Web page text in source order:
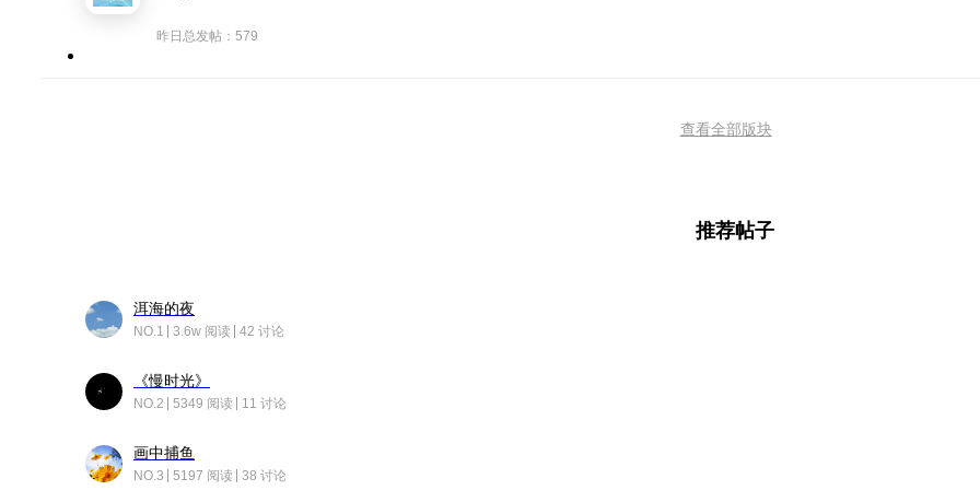
昨日总发帖：579
查看全部版块
推荐帖子
洱海的夜
NO.1 3.6w 阅读 42 讨论
《慢时光》
NO.2 5349 阅读 11 讨论
画中捕鱼
NO.3 5197 阅读 38 讨论